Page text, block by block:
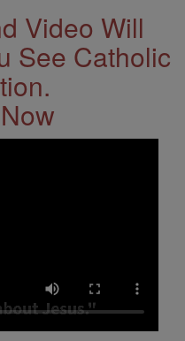
Video Will
See Catholic